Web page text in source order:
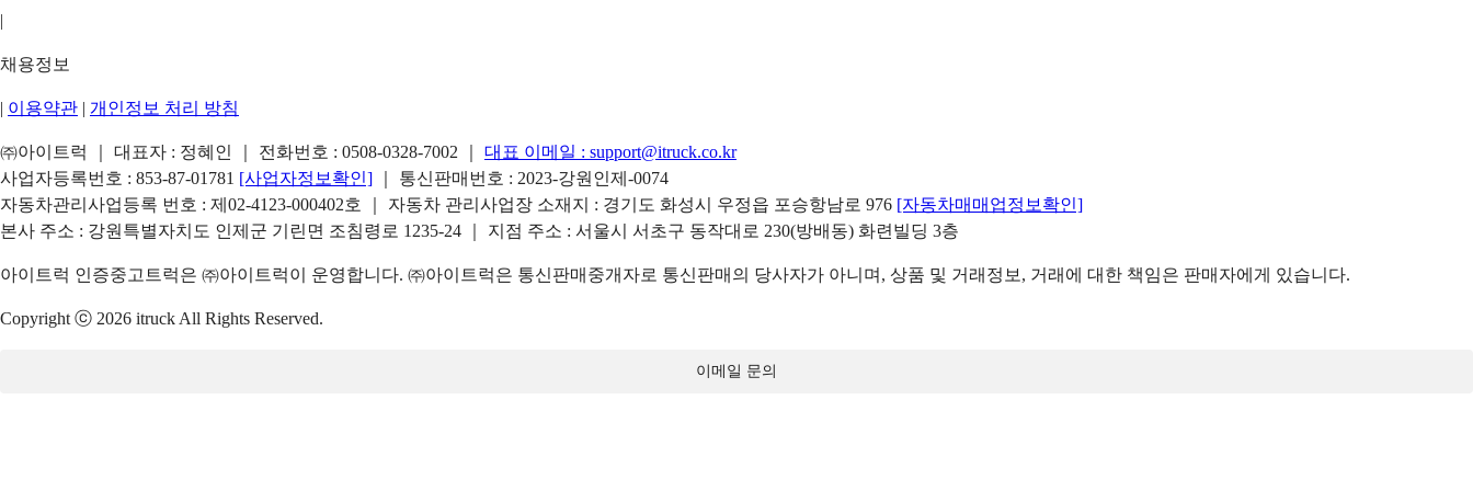
|
채용정보
| 이용약관 | 개인정보 처리 방침
㈜아이트럭 ｜ 대표자 : 정혜인 ｜ 전화번호 : 0508-0328-7002 대표 이메일 : support@itruck.co.kr
사업자등록번호 : 853-87-01781 [사업자정보확인]
｜ 통신판매번호 : 2023-강원인제-0074
자동차관리사업등록 번호 : 제02-4123-000402호 ｜ 자동차 관리사업장 소재지 : 경기도 화성시 우정읍 포승항남로 976 [자동차매매업정보확인]
본사 주소 : 강원특별자치도 인제군 기린면 조침령로 1235-24 ｜ 지점 주소 : 서울시 서초구 동작대로 230(방배동) 화련빌딩 3층
아이트럭 인증중고트럭은 ㈜아이트럭이 운영합니다. ㈜아이트럭은 통신판매중개자로 통신판매의 당사자가 아니며, 상품 및 거래정보, 거래에 대한 책임은 판매자에게 있습니다.
Copyright ⓒ 2026 itruck All Rights Reserved.
이메일 문의